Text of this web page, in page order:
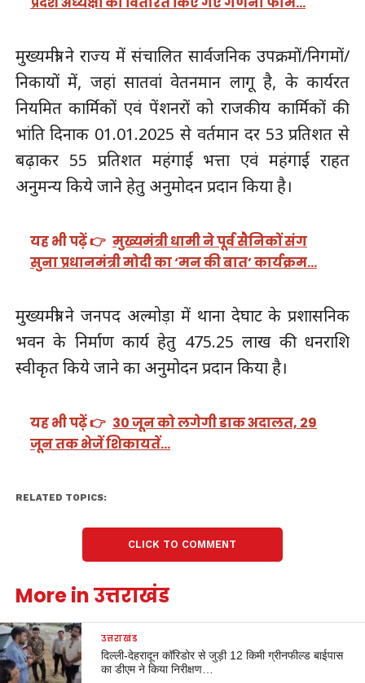
मुख्यमंत्री ने राज्य में संचालित सार्वजनिक उपक्रमों/निगमों/
निकायों में, जहां सातवां वेतनमान लागू है, के कार्यरत
नियमित कार्मिकों एवं पेंशनरों को राजकीय कार्मिकों की
भांति दिनाक 01.01.2025 से वर्तमान दर 53 प्रतिशत से
बढ़ाकर 55 प्रतिशत महंगाई भत्ता एवं महंगाई राहत
अनुमन्य किये जाने हेतु अनुमोदन प्रदान किया है।
यह भी पढ़ें 👉 मुख्यमंत्री धामी ने पूर्व सैनिकों संग
सुना प्रधानमंत्री मोदी का ‘मन की बात’ कार्यक्रम…
मुख्यमंत्री ने जनपद अल्मोड़ा में थाना देघाट के प्रशासनिक
भवन के निर्माण कार्य हेतु 475.25 लाख की धनराशि
स्वीकृत किये जाने का अनुमोदन प्रदान किया है।
यह भी पढ़ें 👉 30 जून को लगेगी डाक अदालत, 29
जून तक भेजें शिकायतें…
RELATED TOPICS:
CLICK TO COMMENT
More in उत्तराखंड
उत्तराखंड
दिल्ली-देहरादून कॉरिडोर से जुड़ी 12 किमी ग्रीनफील्ड बाईपास
का डीएम ने किया निरीक्षण…